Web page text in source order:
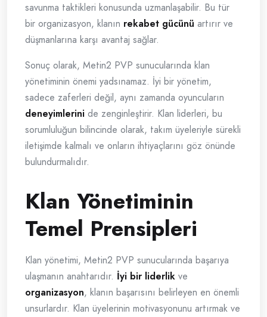
savunma taktikleri konusunda uzmanlaşabilir. Bu tür
bir organizasyon, klanın rekabet gücünü artırır ve
düşmanlarına karşı avantaj sağlar.
Sonuç olarak, Metin2 PVP sunucularında klan
yönetiminin önemi yadsınamaz. İyi bir yönetim,
sadece zaferleri değil, aynı zamanda oyuncuların
deneyimlerini de zenginleştirir. Klan liderleri, bu
sorumluluğun bilincinde olarak, takım üyeleriyle sürekli
iletişimde kalmalı ve onların ihtiyaçlarını göz önünde
bulundurmalıdır.
Klan Yönetiminin
Temel Prensipleri
Klan yönetimi, Metin2 PVP sunucularında başarıya
ulaşmanın anahtarıdır. İyi bir liderlik ve
organizasyon, klanın başarısını belirleyen en önemli
unsurlardır. Klan üyelerinin motivasyonunu artırmak ve